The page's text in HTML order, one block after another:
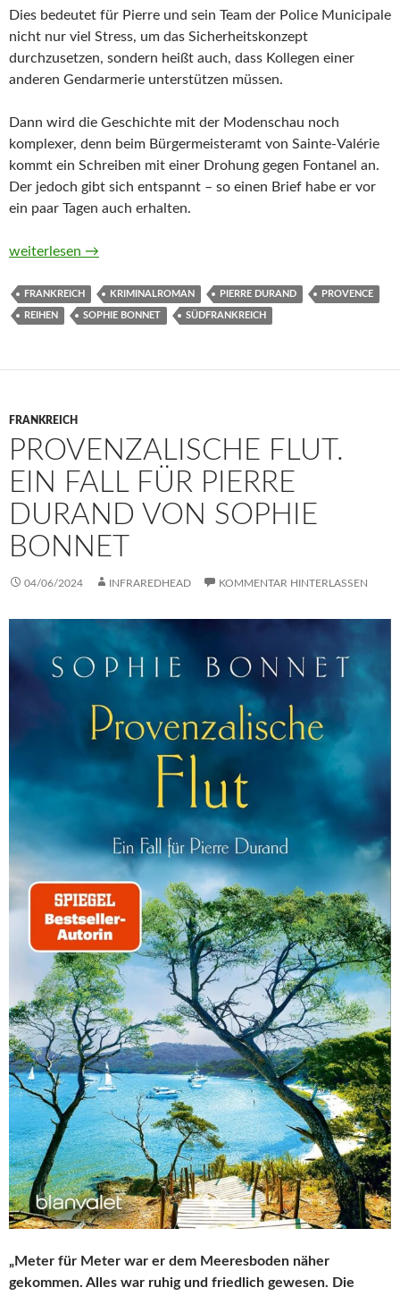
Dies bedeutet für Pierre und sein Team der Police Municipale
nicht nur viel Stress, um das Sicherheitskonzept
durchzusetzen, sondern heißt auch, dass Kollegen einer
anderen Gendarmerie unterstützen müssen.
Dann wird die Geschichte mit der Modenschau noch
komplexer, denn beim Bürgermeisteramt von Sainte-Valérie
kommt ein Schreiben mit einer Drohung gegen Fontanel an.
Der jedoch gibt sich entspannt – so einen Brief habe er vor
ein paar Tagen auch erhalten.
Provenzalisches Licht. Ein Fall für Pierre Durand von Sophie
weiterlesen →
FRANKREICH KRIMINALROMAN PIERRE DURAND PROVENCE
REIHEN SOPHIE BONNET SÜDFRANKREICH
FRANKREICH
PROVENZALISCHE FLUT.
EIN FALL FÜR PIERRE
DURAND VON SOPHIE
BONNET
04/06/2024 INFRAREDHEAD KOMMENTAR HINTERLASSEN
„Meter für Meter war er dem Meeresboden näher
gekommen. Alles war ruhig und friedlich gewesen. Die